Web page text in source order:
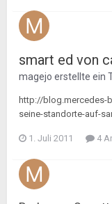
smart ed von
magejo erstellte ein
http://blog.mercedes-
seine-standorte-auf-
1. Juli 2011 4